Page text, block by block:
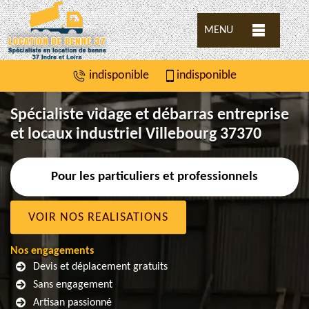
MENU
indisponible indisponible
Spécialiste vidage et débarras entreprise
et locaux industriel Villebourg 37370
Pour les particuliers et professionnels
VOIR NOS REALISATIONS
Nos engagements
Devis et déplacement gratuits
Sans engagement
Artisan passionné